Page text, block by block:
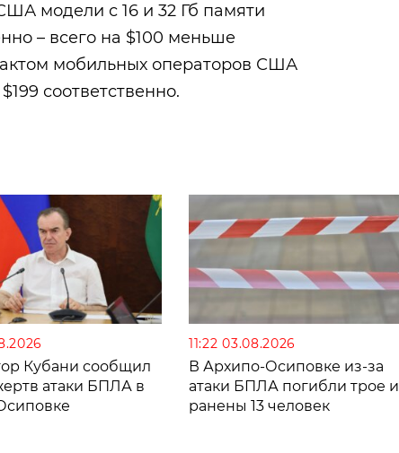
модели с 16 и 32 Гб памяти
– всего на $100 меньше
мобильных операторов США
соответственно.
Кубани сообщил
атаки БПЛА в
11:22 03.08.2026
В Архипо-Осиповке из-за
атаки БПЛА погибли трое и
ранены 13 человек